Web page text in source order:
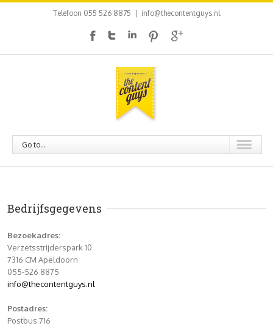
Telefoon 055 526 8875 info@thecontentguys.nl
Go to...
Bedrijfsgegevens
Bezoekadres:
Verzetsstrijderspark 10
7316 CM Apeldoorn
055-526 8875
info@thecontentguys.nl
Postadres:
Postbus 716